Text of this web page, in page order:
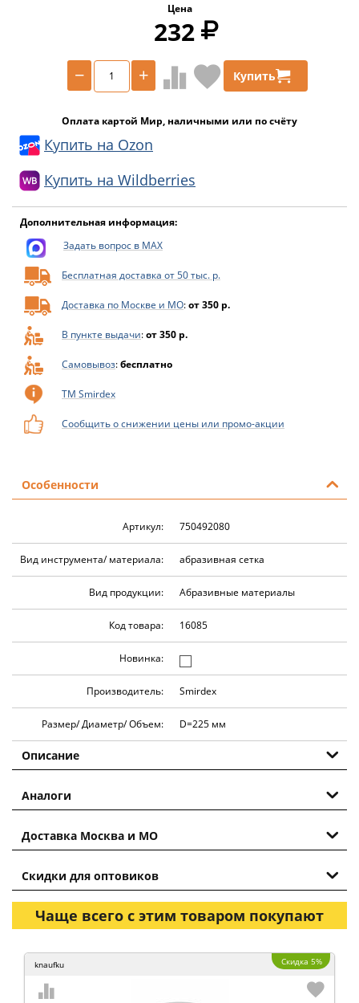
Цена
232
+
− Купить
Оплата картой Мир, наличными или по счёту
Купить на Ozon
Купить на Wildberries
Дополнительная информация:
Задать вопрос в MAX
Бесплатная доставка от 50 тыс. р.
Доставка по Москве и МО:от 350 р.
В пункте выдачи:от 350 р.
Самовывоз:бесплатно
ТМ Smirdex
Сообщить о снижении цены или промо-акции
Особенности
Артикул: 750492080
Вид инструмента/ материала: абразивная сетка
Вид продукции: Абразивные материалы
Код товара: 16085
Новинка:
Производитель: Smirdex
Размер/ Диаметр/ Объем: D=225 мм
Описание
Аналоги
Доставка Москва и МО
Скидки для оптовиков
Чаще всего с этим товаром покупают
knaufku Скидка 5%